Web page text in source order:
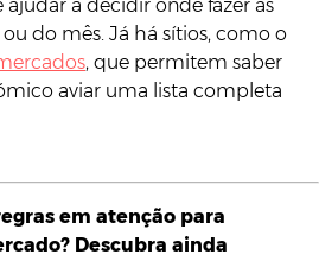
a decidir onde fazer as
do mês. Já há sítios, como o
, que permitem saber
aviar uma lista completa
em atenção para
Descubra ainda